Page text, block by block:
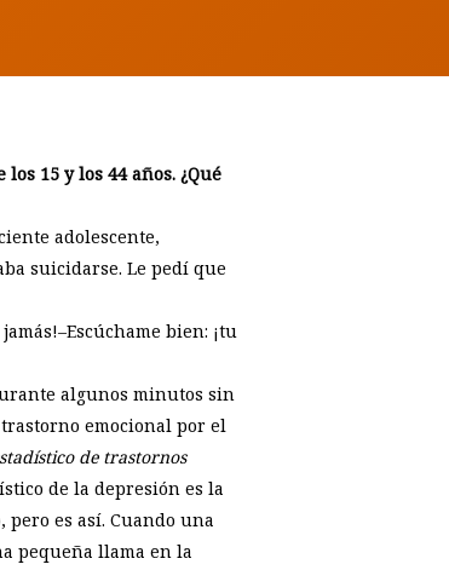
15 y los 44 años. ¿Qué
adolescente,
suicidarse. Le pedí que
bien: ¡tu
algunos minutos sin
emocional por el
de trastornos
de la depresión es la
es así. Cuando una
pequeña llama en la